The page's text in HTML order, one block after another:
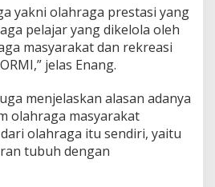
a
i
h
B
l
u
m
M
e
yakni olahraga prestasi yang
pelajar yang dikelola oleh
masyarakat dan rekreasi
jelas Enang.
menjelaskan alasan adanya
olahraga masyarakat
olahraga itu sendiri, yaitu
tubuh dengan